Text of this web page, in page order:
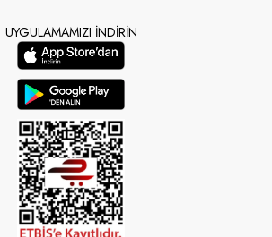
UYGULAMAMIZI İNDİRİN